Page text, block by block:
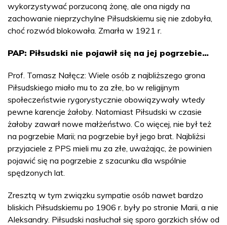
wykorzystywać porzuconą żonę, ale ona nigdy na
zachowanie nieprzychylne Piłsudskiemu się nie zdobyła,
choć rozwód blokowała. Zmarła w 1921 r.
PAP: Piłsudski nie pojawił się na jej pogrzebie…
Prof. Tomasz Nałęcz: Wiele osób z najbliższego grona
Piłsudskiego miało mu to za złe, bo w religijnym
społeczeństwie rygorystycznie obowiązywały wtedy
pewne karencje żałoby. Natomiast Piłsudski w czasie
żałoby zawarł nowe małżeństwo. Co więcej, nie był też
na pogrzebie Marii; na pogrzebie był jego brat. Najbliżsi
przyjaciele z PPS mieli mu za złe, uważając, że powinien
pojawić się na pogrzebie z szacunku dla wspólnie
spędzonych lat.
Zresztą w tym związku sympatie osób nawet bardzo
bliskich Piłsudskiemu po 1906 r. były po stronie Marii, a nie
Aleksandry. Piłsudski nasłuchał się sporo gorzkich słów od